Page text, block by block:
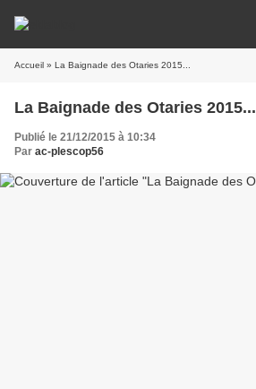
Accueil » La Baignade des Otaries 2015...
La Baignade des Otaries 2015...
Publié le 21/12/2015 à 10:34
Par ac-plescop56